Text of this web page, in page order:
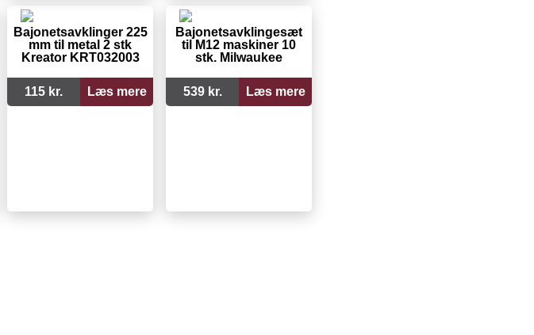
Bajonetsavklinger 225
mm til metal 2 stk
Kreator KRT032003
115 kr. Læs mere
Bajonetsavklingesæt
til M12 maskiner 10
stk. Milwaukee
539 kr. Læs mere